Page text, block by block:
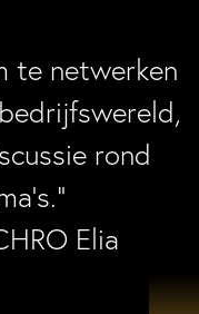
te netwerken
rond
Elia